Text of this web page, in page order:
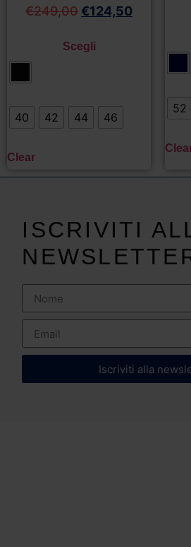
€249,00 €124,50
Scegli
40 42 44 46
Clear
52
ISCRIVITI
Iscriviti alla